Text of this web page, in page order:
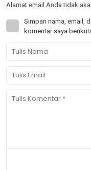
Alamat email Anda tidak
Simpan nama, email,
komentar saya